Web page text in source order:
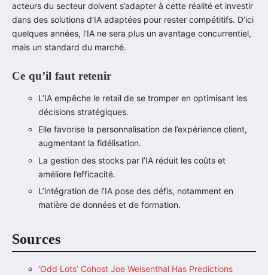
acteurs du secteur doivent s’adapter à cette réalité et investir
dans des solutions d’IA adaptées pour rester compétitifs. D’ici
quelques années, l’IA ne sera plus un avantage concurrentiel,
mais un standard du marché.
Ce qu’il faut retenir
L’IA empêche le retail de se tromper en optimisant les
décisions stratégiques.
Elle favorise la personnalisation de l’expérience client,
augmentant la fidélisation.
La gestion des stocks par l’IA réduit les coûts et
améliore l’efficacité.
L’intégration de l’IA pose des défis, notamment en
matière de données et de formation.
Sources
‘Odd Lots’ Cohost Joe Weisenthal Has Predictions